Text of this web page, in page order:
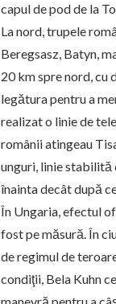
capul de pod de la
La nord, trupele
Beregsasz, Batyn,
20 km spre nord, cu
legătura pentru a
realizat o linie de
românii atingeau
unguri, linie stabilită
înainta decât după
În Ungaria, efectul
fost pe măsură. În
de regimul de
condiţii, Bela Kuhn